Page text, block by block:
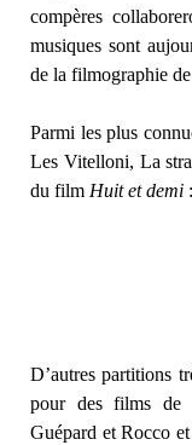
compères
musiques sont
de la filmographie
Parmi les plus
Les Vitelloni, La
du film Huit et demi :
D’autres partitions
pour des films de
Guépard et Rocco